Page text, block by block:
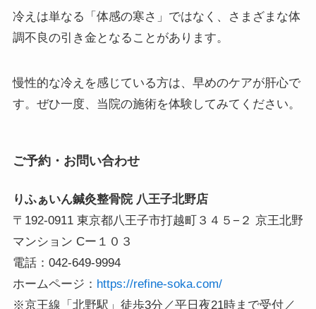
冷えは単なる「体感の寒さ」ではなく、さまざまな体
調不良の引き金となることがあります。
慢性的な冷えを感じている方は、早めのケアが肝心で
す。ぜひ一度、当院の施術を体験してみてください。
ご予約・お問い合わせ
りふぁいん鍼灸整骨院 八王子北野店
〒192-0911 東京都八王子市打越町３４５−２ 京王北野
マンション Cー１０３
電話：042-649-9994
ホームページ： https://refine-soka.com/
※京王線「北野駅」徒歩3分／平日夜21時まで受付／